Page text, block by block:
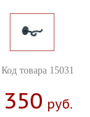
Код товара 15031
350 Руб.